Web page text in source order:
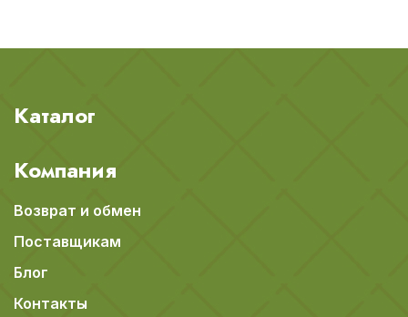
Каталог
Компания
Возврат и обмен
Поставщикам
Блог
Контакты